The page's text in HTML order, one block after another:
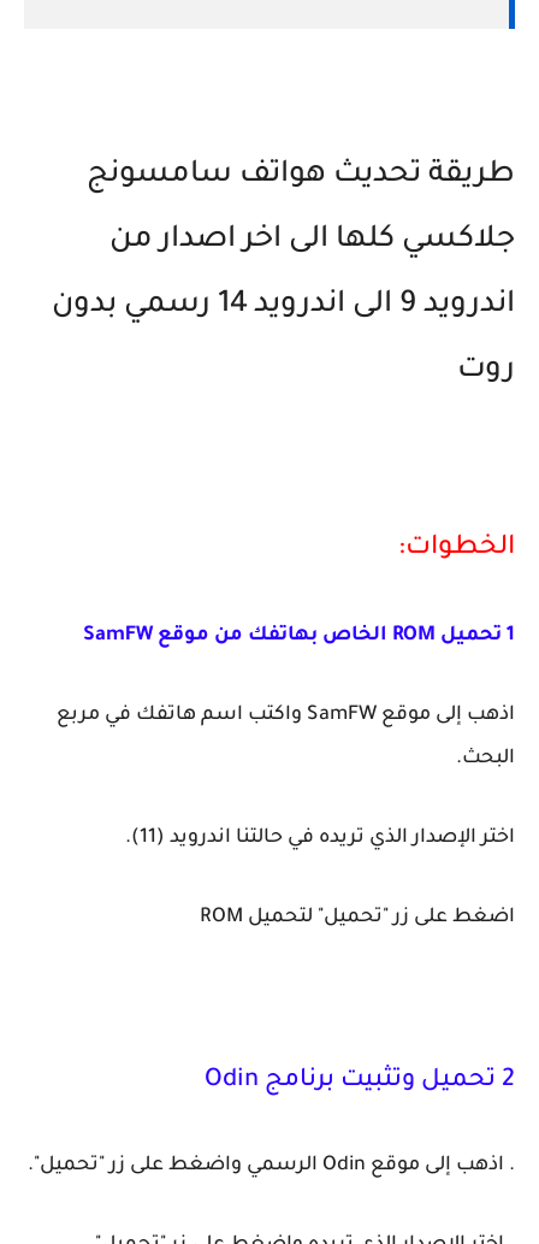
طريقة تحديث هواتف سامسونج
جلاكسي كلها الى اخر اصدار من
اندرويد 9 الى اندرويد 14 رسمي بدون
روت
الخطوات:
1 تحميل ROM الخاص بهاتفك من موقع SamFW‏
اذهب إلى موقع SamFW واكتب اسم هاتفك في مربع
البحث.
اختر الإصدار الذي تريده في حالتنا اندرويد (11).
اضغط على زر "تحميل" لتحميل ROM‏
2 تحميل وتثبيت برنامج Odin
. اذهب إلى موقع Odin الرسمي واضغط على زر "تحميل".